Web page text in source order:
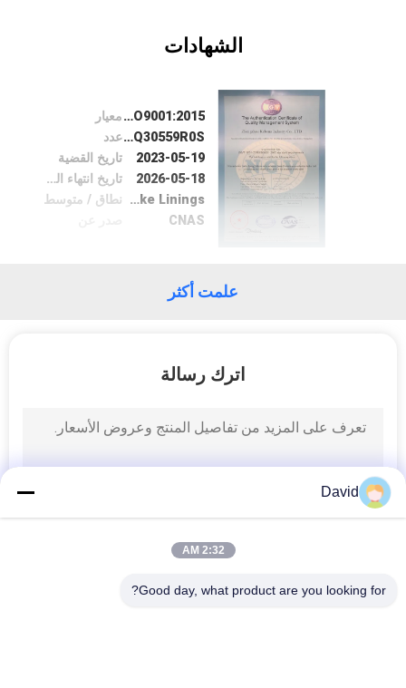
الشهادات
معيارISO9001:2015
عدد05320Q30559R0S
تاريخ القضية
2023-05-19
تاريخ انتهاء الصلاحية
2026-05-18
نطاق / متوسط
Non-asbestos Brake Linings
CNAS
علمت أكثر
اترك رسالة
David
2:32 AM
Good day, what product are you looking for?